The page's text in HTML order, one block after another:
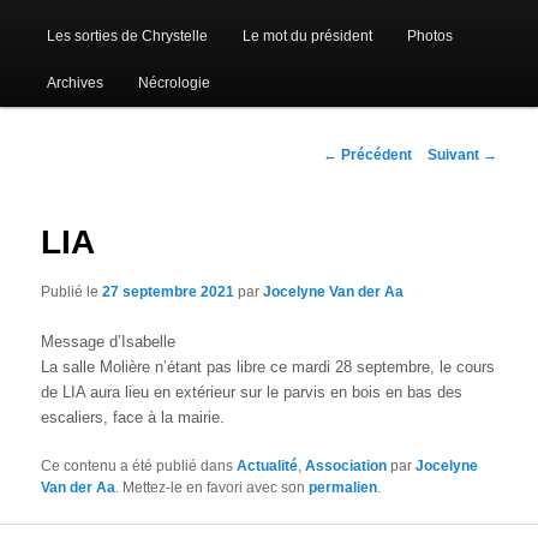
Les sorties de Chrystelle Le mot du président Photos
Archives Nécrologie
Navigation
← Précédent Suivant →
LIA
Publié le27 septembre 2021 parJocelyne Van der Aa
Message d’Isabelle
La salle Molière n’étant pas libre ce mardi 28 septembre, le cours
de LIA aura lieu en extérieur sur le parvis en bois en bas des
escaliers, face à la mairie.
Ce contenu a été publié dansActualité ,Association parJocelyne
Van der Aa . Mettez-le en favori avec sonpermalien